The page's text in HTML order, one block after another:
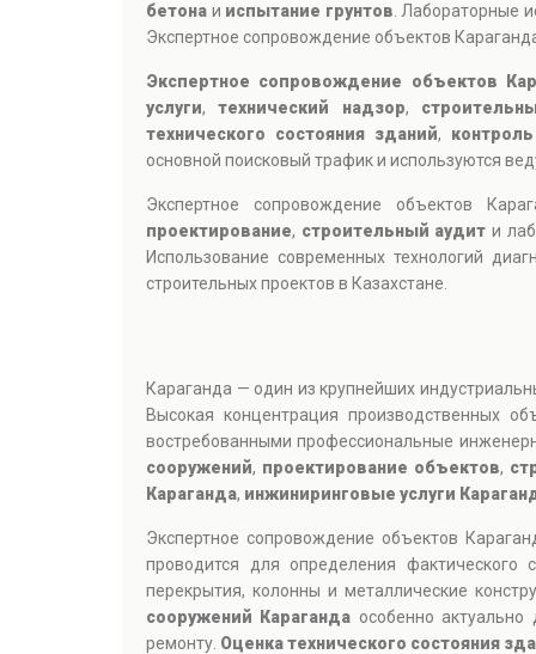
бетона и испытание грунтов . Лабораторные
Экспертное сопровождение объектов
Экспертное сопровождение объектов
услуги,технический надзор,
технического состояния зданий,
основной поисковый трафик и используются
Экспертное сопровождение объектов
проектирование, строительный аудит и
Использование современных технологий
строительных проектов в Казахстане.
Караганда — один из крупнейших
Высокая концентрация производственных
востребованными профессиональные
сооружений, проектирование объектов,
Караганда, инжиниринговые услуги
Экспертное сопровождение объектов
проводится для определения фактического
перекрытия, колонны и металлические
сооружений Караганда особенно
ремонту. Оценка технического состояния